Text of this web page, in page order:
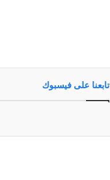
تابعنا على فيسبوك